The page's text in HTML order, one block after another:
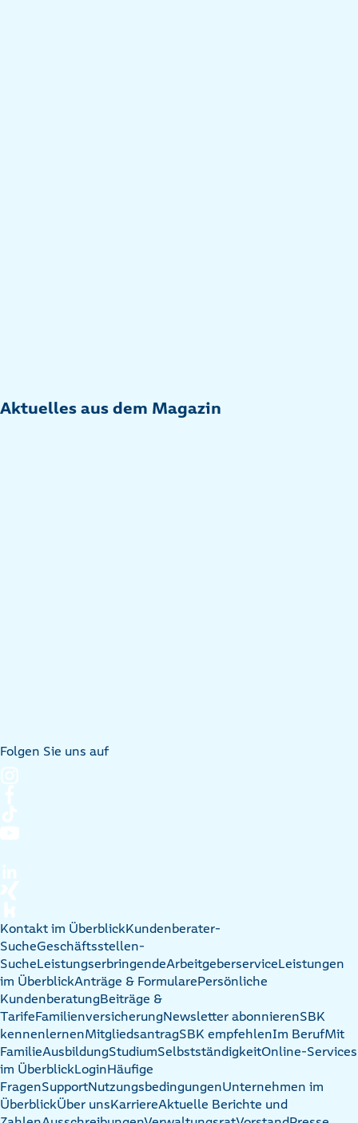
Aktuelles aus dem Magazin
Folgen Sie uns auf
Kontakt im ÜberblickKundenberater-
SucheGeschäftsstellen-
SucheLeistungserbringendeArbeitgeberserviceLeistungen
im ÜberblickAnträge & FormularePersönliche
KundenberatungBeiträge &
TarifeFamilienversicherungNewsletter abonnierenSBK
kennenlernenMitgliedsantragSBK empfehlenIm BerufMit
FamilieAusbildungStudiumSelbstständigkeitOnline-Services
im ÜberblickLoginHäufige
FragenSupportNutzungsbedingungenUnternehmen im
ÜberblickÜber unsKarriereAktuelle Berichte und